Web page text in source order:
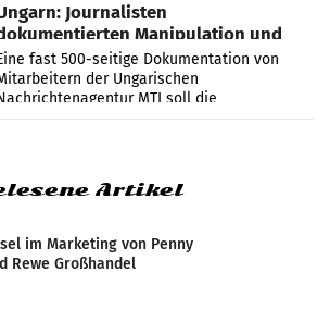
Journalisten
Manipulation und
fast 500-seitige Dokumentation von
der Ungarischen
MTI soll die
Nachrichten-Manipulation und
Artikel
im Marketing von Penny
Rewe Großhandel